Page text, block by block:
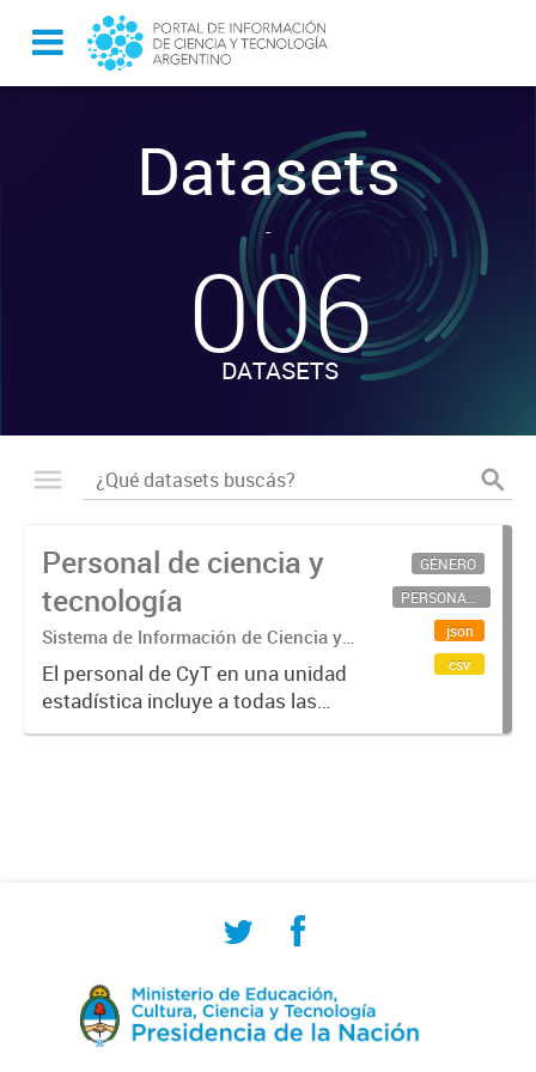
Datasets
-
006
DATASETS
Personal de ciencia y
tecnología
Sistema de Información de Ciencia y
Tecnología Argentino (SICYTAR)
El personal de CyT en una unidad
estadística incluye a todas las
personas involucradas
GÉNERO
PERSONAL CIENTÍFICO-TECNOLÓGICO
json
csv